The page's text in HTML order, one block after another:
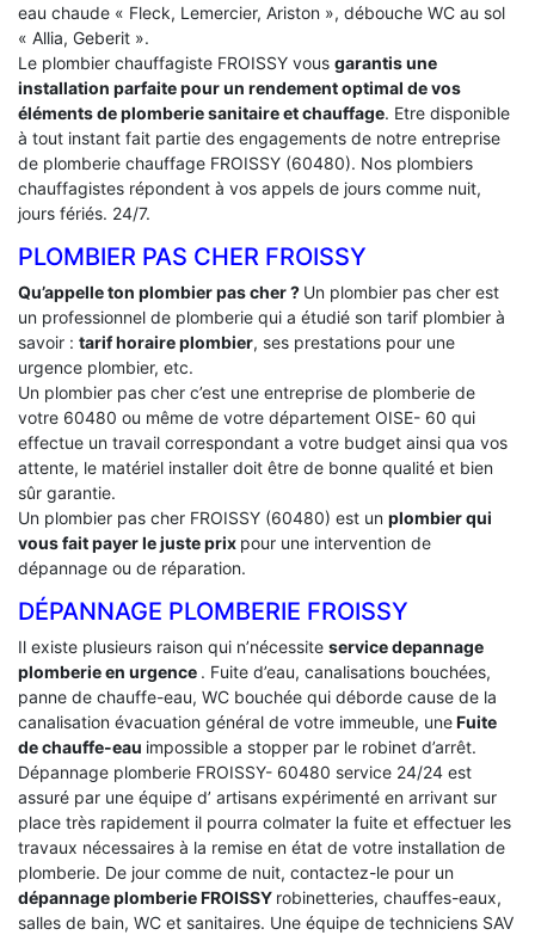
eau chaude « Fleck, Lemercier, Ariston », débouche WC au sol
« Allia, Geberit ».
Le plombier chauffagiste FROISSY vous garantis une
installation parfaite pour un rendement optimal de vos
éléments de plomberie sanitaire et chauffage. Etre disponible
à tout instant fait partie des engagements de notre entreprise
de plomberie chauffage FROISSY (60480). Nos plombiers
chauffagistes répondent à vos appels de jours comme nuit,
jours fériés. 24/7.
PLOMBIER PAS CHER FROISSY
Qu’appelle ton plombier pas cher ? Un plombier pas cher est
un professionnel de plomberie qui a étudié son tarif plombier à
savoir : tarif horaire plombier, ses prestations pour une
urgence plombier, etc.
Un plombier pas cher c’est une entreprise de plomberie de
votre 60480 ou même de votre département OISE- 60 qui
effectue un travail correspondant a votre budget ainsi qua vos
attente, le matériel installer doit être de bonne qualité et bien
sûr garantie.
Un plombier pas cher FROISSY (60480) est un plombier qui
vous fait payer le juste prix pour une intervention de
dépannage ou de réparation.
DÉPANNAGE PLOMBERIE FROISSY
Il existe plusieurs raison qui n’nécessite service depannage
plomberie en urgence . Fuite d’eau, canalisations bouchées,
panne de chauffe-eau, WC bouchée qui déborde cause de la
canalisation évacuation général de votre immeuble, uneFuite
de chauffe-eau impossible a stopper par le robinet d’arrêt.
Dépannage plomberie FROISSY- 60480 service 24/24 est
assuré par une équipe d’ artisans expérimenté en arrivant sur
place très rapidement il pourra colmater la fuite et effectuer les
travaux nécessaires à la remise en état de votre installation de
plomberie. De jour comme de nuit, contactez-le pour un
dépannage plomberie FROISSY robinetteries, chauffes-eaux,
salles de bain, WC et sanitaires. Une équipe de techniciens SAV